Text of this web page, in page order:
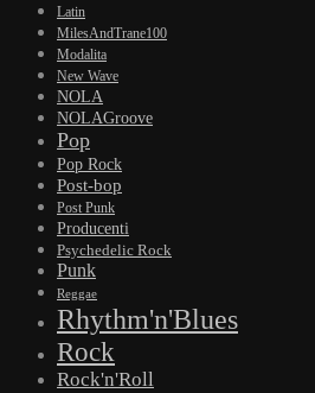
Latin
MilesAndTrane100
Modalita
New Wave
NOLA
NOLAGroove
Pop
Pop Rock
Post-bop
Post Punk
Producenti
Psychedelic Rock
Punk
Reggae
Rhythm'n'Blues
Rock
Rock'n'Roll